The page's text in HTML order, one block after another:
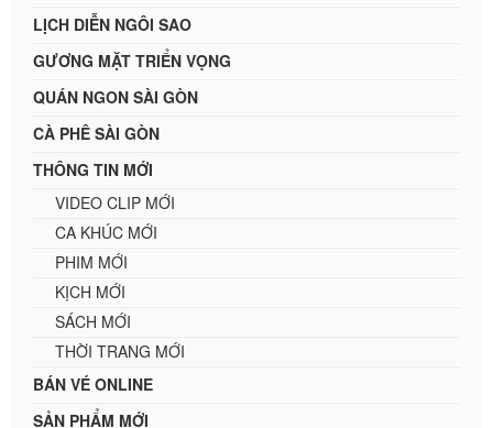
LỊCH DIỄN NGÔI SAO
GƯƠNG MẶT TRIỂN VỌNG
QUÁN NGON SÀI GÒN
CÀ PHÊ SÀI GÒN
THÔNG TIN MỚI
VIDEO CLIP MỚI
CA KHÚC MỚI
PHIM MỚI
KỊCH MỚI
SÁCH MỚI
THỜI TRANG MỚI
BÁN VÉ ONLINE
SẢN PHẨM MỚI